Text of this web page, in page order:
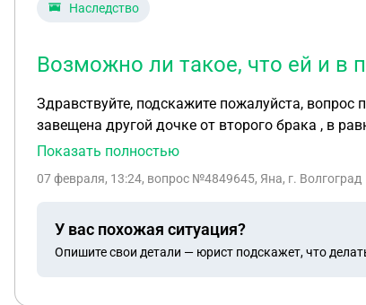
Наследство
Возможно ли такое, что ей и в
Здравствуйте, подскажите пожалуйста,
завещена другой дочке от второго брака , в
мамино отца , и эту свою часть он завещал на
положена какая то часть от его части в доме
Показать полностью
07 февраля, 13:24, вопрос №4849645, Яна, г. Волгоград
У вас похожая ситуация?
Опишите свои детали — юрист подскажет, что